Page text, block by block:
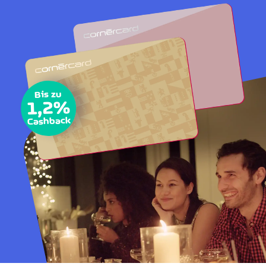
Bis zu
1,2%
Cashback